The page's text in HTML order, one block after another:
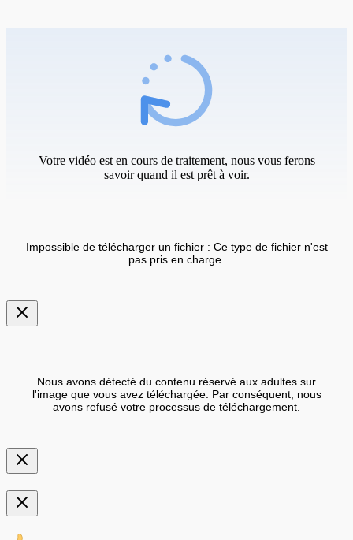
Votre vidéo est en cours de traitement, nous vous ferons
savoir quand il est prêt à voir.
Impossible de télécharger un fichier : Ce type de fichier n'est
pas pris en charge.
Nous avons détecté du contenu réservé aux adultes sur
l'image que vous avez téléchargée. Par conséquent, nous
avons refusé votre processus de téléchargement.